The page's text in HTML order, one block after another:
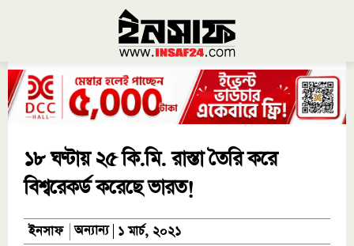
১৮ ঘণ্টায় ২৫ কি.মি. রাস্তা তৈরি করে
বিশ্বরেকর্ড করেছে ভারত!
ইনসাফ অন্যান্য ১ মার্চ, ২০২১